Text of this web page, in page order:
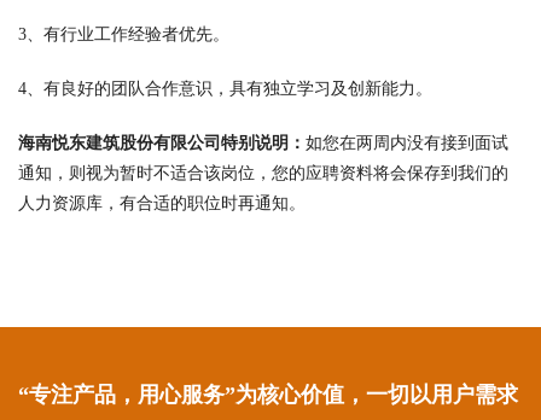
3、有行业工作经验者优先。
4、有良好的团队合作意识，具有独立学习及创新能力。
海南悦东建筑股份有限公司特别说明： 如您在两周内没有接到面试
通知，则视为暂时不适合该岗位，您的应聘资料将会保存到我们的
人力资源库，有合适的职位时再通知。
“专注产品，用心服务”为核心价值，一切以用户需求